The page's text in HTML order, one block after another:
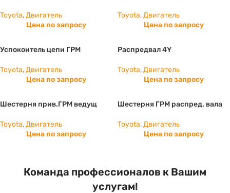
Toyota,Двигатель
Цена по запросу
Toyota,Двигатель
Цена по запросу
Успокоитель цепи ГРМ
Toyota,Двигатель
Цена по запросу
Распредвал 4Y
Toyota,Двигатель
Цена по запросу
Шестерня прив.ГРМ ведущ
Toyota,Двигатель
Цена по запросу
Шестерня ГРМ распред. вала
Toyota,Двигатель
Цена по запросу
Команда профессионалов к Вашим
услугам!